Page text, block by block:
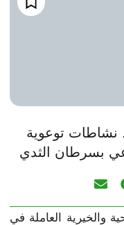
نشاطات توعوية
بسرطان الثدي
والخيرية العاملة في